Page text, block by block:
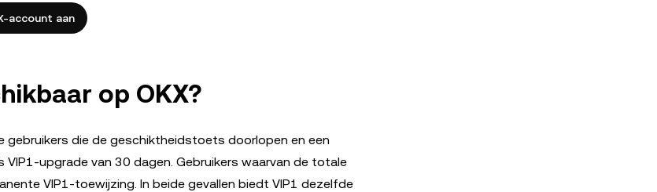
account aan
op OKX?
gebruikers die de geschiktheidstoets doorlopen en een
upgrade van 30 dagen. Gebruikers waarvan de totale
VIP1-toewijzing. In beide gevallen biedt VIP1 dezelfde